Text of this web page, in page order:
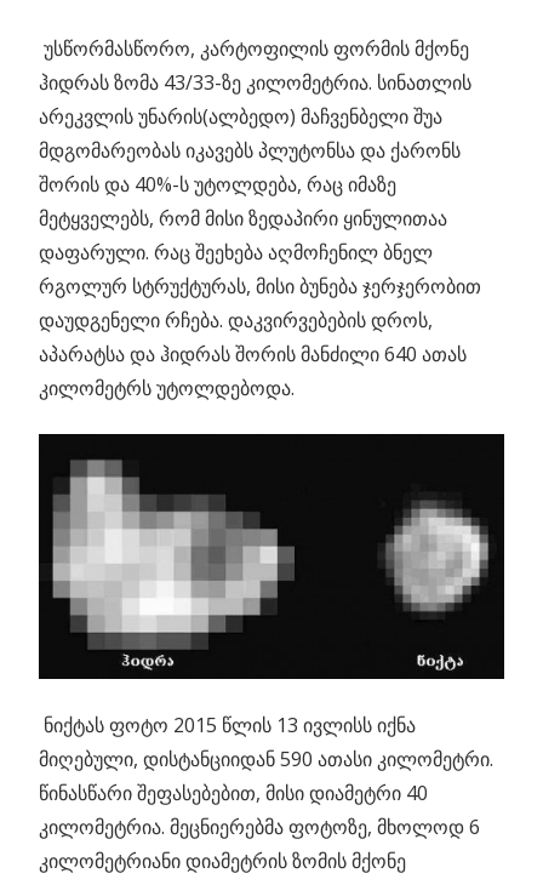
უსწორმასწორო, კარტოფილის ფორმის მქონე
ჰიდრას ზომა 43/33-ზე კილომეტრია. სინათლის
არეკვლის უნარის(ალბედო) მაჩვენბელი შუა
მდგომარეობას იკავებს პლუტონსა და ქარონს
შორის და 40%-ს უტოლდება, რაც იმაზე
მეტყველებს, რომ მისი ზედაპირი ყინულითაა
დაფარული. რაც შეეხება აღმოჩენილ ბნელ
რგოლურ სტრუქტურას, მისი ბუნება ჯერჯერობით
დაუდგენელი რჩება. დაკვირვებების დროს,
აპარატსა და ჰიდრას შორის მანძილი 640 ათას
კილომეტრს უტოლდებოდა.
ნიქტას ფოტო 2015 წლის 13 ივლისს იქნა
მიღებული, დისტანციიდან 590 ათასი კილომეტრი.
წინასწარი შეფასებებით, მისი დიამეტრი 40
კილომეტრია. მეცნიერებმა ფოტოზე, მხოლოდ 6
კილომეტრიანი დიამეტრის ზომის მქონე